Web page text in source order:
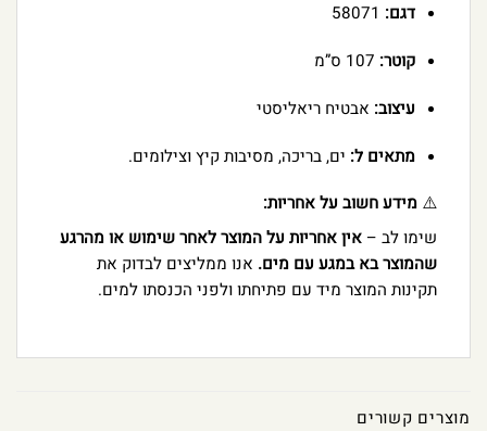
דגם:
קוטר:
עיצוב: אבטיח ריאליסטי
מתאים ל: ים, בריכה, מסיבות קיץ וצילומים.
⚠️ מידע חשוב על אחריות:
שימו לב –אין אחריות על המוצר לאחר שימוש או מהרגע
שהמוצר בא במגע עם מים. אנו ממליצים לבדוק את
תקינות המוצר מיד עם פתיחתו ולפני הכנסתו למים.
מוצרים קשורים